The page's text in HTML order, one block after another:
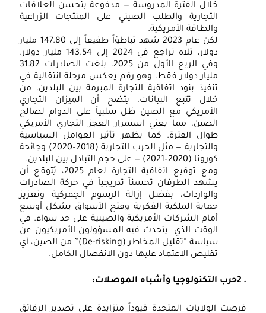
خلال الفترة المدروسة — مدفوعة بتحسن العلاقات
التجارية والطلب الصيني على المنتجات الزراعية
والطاقة الأمريكية.
لكن عام 2023 شهد تباطؤاً طفيفاً إلى 147.80 مليار
دولار، تلاه تراجع في 2024 إلى 143.54 مليار دولار.
وفي الربع الأول من 2025، بلغت الصادرات 31.82
مليار دولار فقط، وهو رقم يعكس مرحلة انتقالية في
تنفيذ بنود اتفاقية التجارة المبرمة بين البلدين. من
خلال تتبع البيانات، يتضح أن الميزان التجاري
الأمريكي مع الصين ظل سلبياً على الدوام لصالح
الصين، مما يعني استمرار العجز التجاري الأمريكي
طوال الفترة. كما يظهر تأثير العوامل السياسية
والتجارية — مثل الحرب التجارية (2018–2020) وجائحة
كورونا (2020–2021) — على حجم التبادل بين البلدين.
ومع توقيع اتفاقية التجارة لعام 2025، يُتوقع أن
يشهد الطرفان تحسناً تدريجياً في حركة الصادرات
والواردات، بفضل إزالة الرسوم الجمركية وتعزيز
حماية الملكية الفكرية وفتح الأسواق بشكل أوسع
أمام الشركات الأمريكية والصينية على حد سواء. في
الوقت الذي يتحدث فيه المسؤولون الأمريكيون عن
سياسة “تقليل المخاطر (De-risking)” من الصين، أي
تقليص الاعتماد عليها دون الانفصال الكامل.
2حرب التكنولوجيا وأشباه الموصلات:
فرضت الولايات المتحدة قيوداً متزايدة على تصدير الرقائق